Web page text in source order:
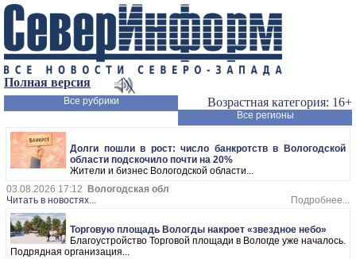
Полная версия
Возрастная категория: 16+
Все рубрики
Все регионы
Долги пошли в рост: число банкротств в Вологодской
области подскочило почти на 20%
Жители и бизнес Вологодской области...
03.08.2026 17:12
Вологодская обл
Читать в новостях...
Подробнее...
Торговую площадь Вологды накроет «звездное небо»
Благоустройство Торговой площади в Вологде уже началось.
Подрядная организация...